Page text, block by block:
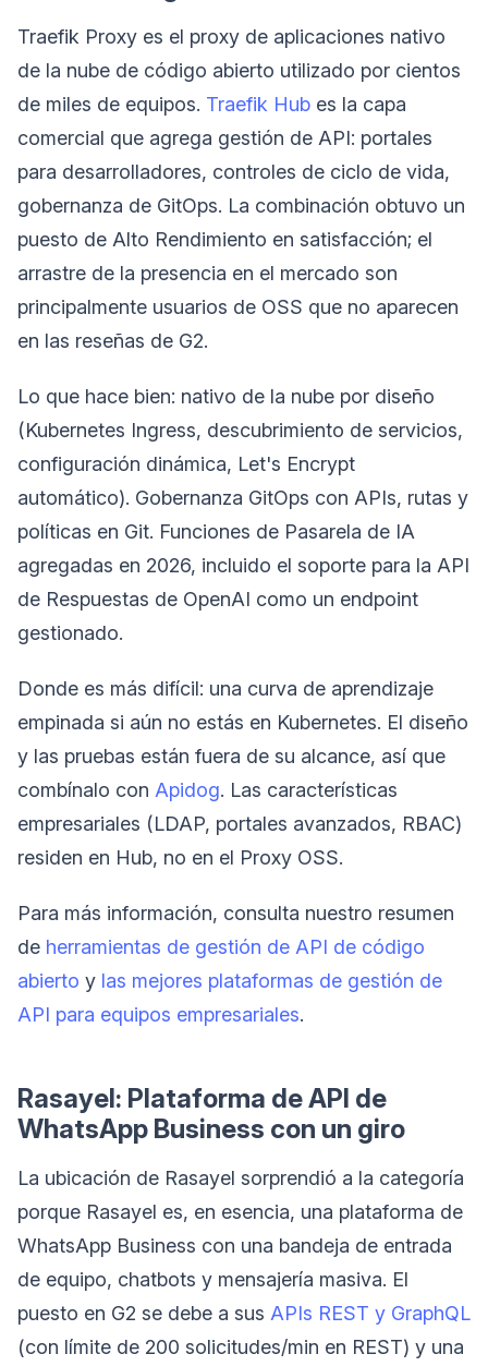
Traefik Proxy es el proxy de aplicaciones nativo
de la nube de código abierto utilizado por cientos
de miles de equipos. Traefik Hub es la capa
comercial que agrega gestión de API: portales
para desarrolladores, controles de ciclo de vida,
gobernanza de GitOps. La combinación obtuvo un
puesto de Alto Rendimiento en satisfacción; el
arrastre de la presencia en el mercado son
principalmente usuarios de OSS que no aparecen
en las reseñas de G2.
Lo que hace bien: nativo de la nube por diseño
(Kubernetes Ingress, descubrimiento de servicios,
configuración dinámica, Let's Encrypt
automático). Gobernanza GitOps con APIs, rutas y
políticas en Git. Funciones de Pasarela de IA
agregadas en 2026, incluido el soporte para la API
de Respuestas de OpenAI como un endpoint
gestionado.
Donde es más difícil: una curva de aprendizaje
empinada si aún no estás en Kubernetes. El diseño
y las pruebas están fuera de su alcance, así que
combínalo con Apidog. Las características
empresariales (LDAP, portales avanzados, RBAC)
residen en Hub, no en el Proxy OSS.
Para más información, consulta nuestro resumen
de herramientas de gestión de API de código
abierto y las mejores plataformas de gestión de
API para equipos empresariales.
Rasayel: Plataforma de API de
WhatsApp Business con un giro
La ubicación de Rasayel sorprendió a la categoría
porque Rasayel es, en esencia, una plataforma de
WhatsApp Business con una bandeja de entrada
de equipo, chatbots y mensajería masiva. El
puesto en G2 se debe a sus APIs REST y GraphQL
(con límite de 200 solicitudes/min en REST) y una